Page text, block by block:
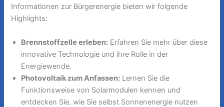
Informationen zur Bürgerenergie bieten wir folgende
Highlights:
Brennstoffzelle erleben: Erfahren Sie mehr über diese
innovative Technologie und ihre Rolle in der
Energiewende.
Photovoltaik zum Anfassen: Lernen Sie die
Funktionsweise von Solarmodulen kennen und
entdecken Sie, wie Sie selbst Sonnenenergie nutzen